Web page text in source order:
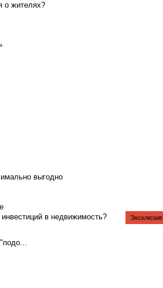
о жителях?
выгодно
в недвижимость?
Эксклюзив